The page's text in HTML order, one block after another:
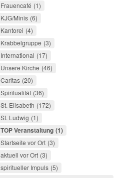
Frauencafé 1
KJG/Minis 6
Kantorei 4
Krabbelgruppe 3
International 17
Unsere Kirche 46
Caritas 20
Spiritualität 36
St. Elisabeth 172
St. Ludwig 1
TOP Veranstaltung 1
Startseite vor Ort 3
aktuell vor Ort 3
spiritueller Impuls 5